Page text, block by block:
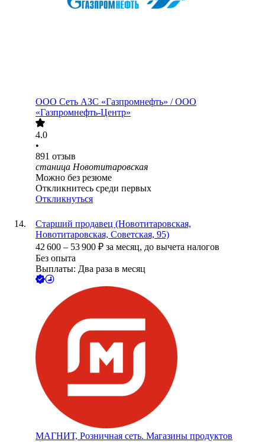
ООО Сеть АЗС «Газпромнефть» / ООО
«Газпромнефть-Центр»
4.0
•
891 отзыв
станица Новотитаровская
Можно без резюме
Откликнитесь среди первых
Откликнуться
Старший продавец (Новотитаровская,
Новотитаровская, Советская, 95)
42 600 – 53 900 ₽ за месяц, до вычета налогов
Без опыта
Выплаты: Два раза в месяц
МАГНИТ, Розничная сеть. Магазины продуктов